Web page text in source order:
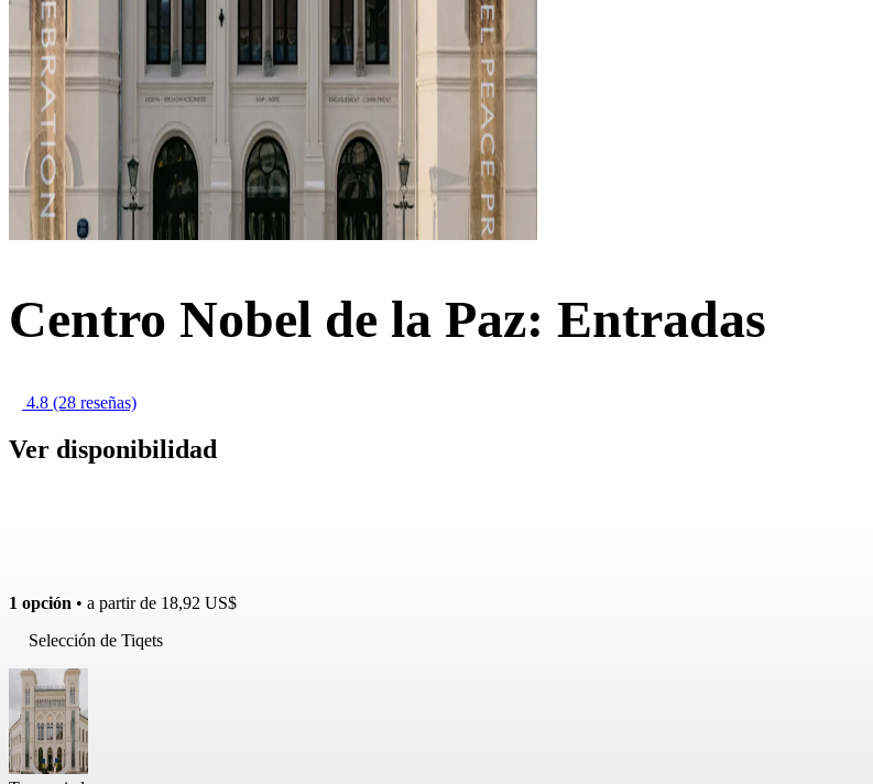
Centro Nobel de la Paz: Entradas
4.8 (28 reseñas)
Ver disponibilidad
1 opción • a partir de 18,92 US$
Selección de Tiqets